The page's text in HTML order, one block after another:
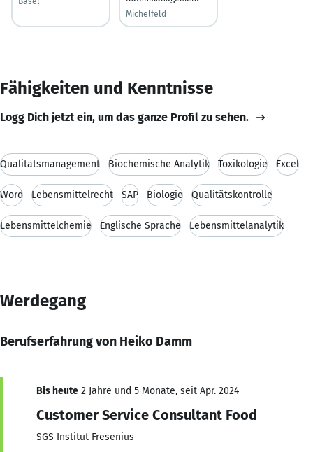
Michelfeld
Fähigkeiten und Kenntnisse
Logg Dich jetzt ein, um das ganze Profil zu sehen.
Qualitätsmanagement Biochemische Analytik Toxikologie Excel
Word Lebensmittelrecht SAP Biologie Qualitätskontrolle
Lebensmittelchemie Englische Sprache Lebensmittelanalytik
Werdegang
Berufserfahrung von Heiko Damm
Bis heute 2 Jahre und 5 Monate, seit Apr. 2024
Customer Service Consultant Food
SGS Institut Fresenius